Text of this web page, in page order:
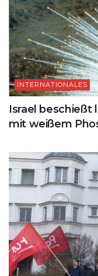
INTERNATIONALES
Israel beschießt
mit weißem